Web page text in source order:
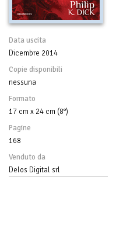
Data uscita
Dicembre 2014
Copie disponibili
nessuna
Formato
17 cm x 24 cm (8°)
Pagine
168
Venduto da
Delos Digital srl